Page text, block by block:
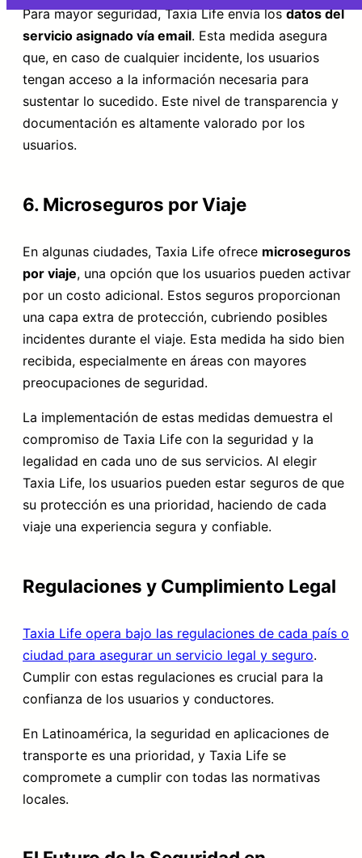
Para mayor seguridad, Taxia Life envía losdatos del
servicio asignado vía email. Esta medida asegura
que, en caso de cualquier incidente, los usuarios
tengan acceso a la información necesaria para
sustentar lo sucedido. Este nivel de transparencia y
documentación es altamente valorado por los
usuarios.
6. Microseguros por Viaje
En algunas ciudades, Taxia Life ofrece microseguros
por viaje, una opción que los usuarios pueden activar
por un costo adicional. Estos seguros proporcionan
una capa extra de protección, cubriendo posibles
incidentes durante el viaje. Esta medida ha sido bien
recibida, especialmente en áreas con mayores
preocupaciones de seguridad.
La implementación de estas medidas demuestra el
compromiso de Taxia Life con la seguridad y la
legalidad en cada uno de sus servicios. Al elegir
Taxia Life, los usuarios pueden estar seguros de que
su protección es una prioridad, haciendo de cada
viaje una experiencia segura y confiable.
Regulaciones y Cumplimiento Legal
Taxia Life opera bajo las regulaciones de cada país o
ciudad para asegurar un servicio legal y seguro.
Cumplir con estas regulaciones es crucial para la
confianza de los usuarios y conductores.
En Latinoamérica, la seguridad en aplicaciones de
transporte es una prioridad, y Taxia Life se
compromete a cumplir con todas las normativas
locales.